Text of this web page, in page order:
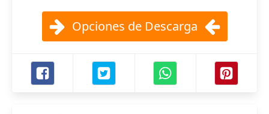
Opciones de Descarga